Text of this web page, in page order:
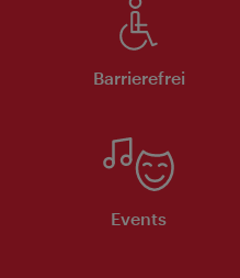
Barrierefrei
Events